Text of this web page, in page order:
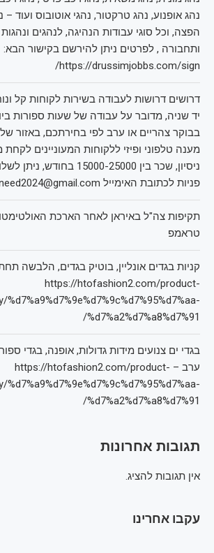
נהג אופנוע, נהג טרקטור, נהגי אוטובוס ועוד –
הפצה, וכל סוגי עבודות הנהיגה, לנהגים
ותחבורה , לפרטים ניתן להירשם בקישור הבא:
https://drussimjobbs.com/sign/
יד שניה, מדובר על עבודה של שעות ספורות
בבוקר צהריים או ערב לפי בחירתכם, באזור
ניסיון, שכר בין 15000-25000
פניות לכתובת האימייל allwhatyouneed2024@gmail.com
תקיפות צה"ל באיראן לאחר הארכת
טראמפ
קניות בגדים אונליין, בוטיק בגדים, הלבשה
https://htofashion2.com/product-
%d7%a9%d7%9e%d7%9c%d7%95%d7%aa-
%d7%a2%d7%a8%d7%91/
בגדי ים צנועים מידות גדולות, אופנה, בגדי
ערב – https://htofashion2.com/product-
%d7%a9%d7%9e%d7%9c%d7%95%d7%aa-
%d7%a2%d7%a8%d7%91/
תגובות אחרונות
אין תגובות להציג.
עקבו אחרינו